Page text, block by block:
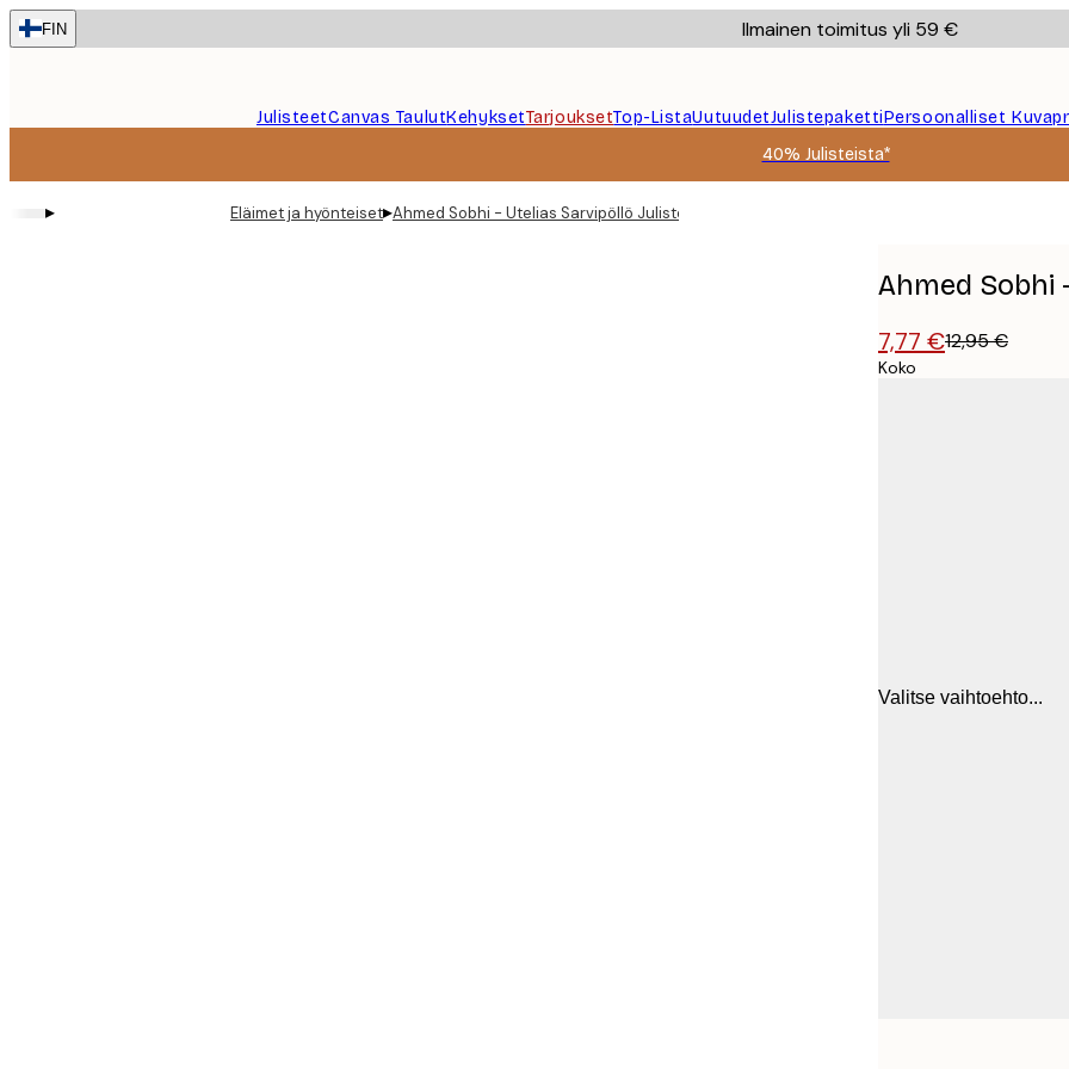
Skip
to
FIN Ilmainen toimitus yli 59 €
JulisteetCanvas TaulutKehyksetTarjouksetTop-ListaUutuudetJulistepakettiPersoonalliset
40% Julisteista*
▸ Eläimet ja hyönteiset▸Ahmed Sobhi - Utelias Sarvipöllö Juliste
Ahmed Sobhi
7,77 €12,95 €
Koko
Valitse vaihtoehto...